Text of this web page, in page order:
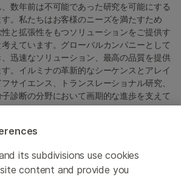
数年前は不可能であった研究を可能にする
。私たちはお客様のニーズを満たすため
と拡張性をもつソリューションをご提供す
えています。グローバルカンパニーとして
迅速なソリューション、最高の品質を提供
。イルミナの革新的なシーケンスとアレイ
サイエンス、トランスレーショナル研究、
診断の分野において画期的な進歩を支えて
商標は、 Illumina, Inc または各所有者に帰
詳細は jp.illumina.com/company/legal.html
its subdivisions use cookies
content and provide you